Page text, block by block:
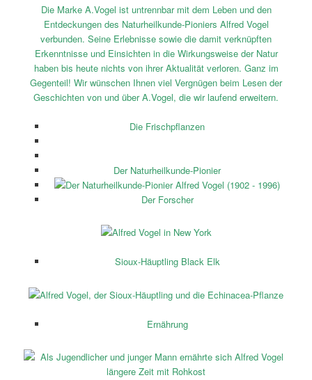
Die Marke A.Vogel ist untrennbar mit dem Leben und den
Entdeckungen des Naturheilkunde-Pioniers Alfred Vogel
verbunden. Seine Erlebnisse sowie die damit verknüpften
Erkenntnisse und Einsichten in die Wirkungsweise der Natur
haben bis heute nichts von ihrer Aktualität verloren. Ganz im
Gegenteil! Wir wünschen Ihnen viel Vergnügen beim Lesen der
Geschichten von und über A.Vogel, die wir laufend erweitern.
Die Frischpflanzen
Der Naturheilkunde-Pionier
Der Forscher
Sioux-Häuptling Black Elk
Ernährung